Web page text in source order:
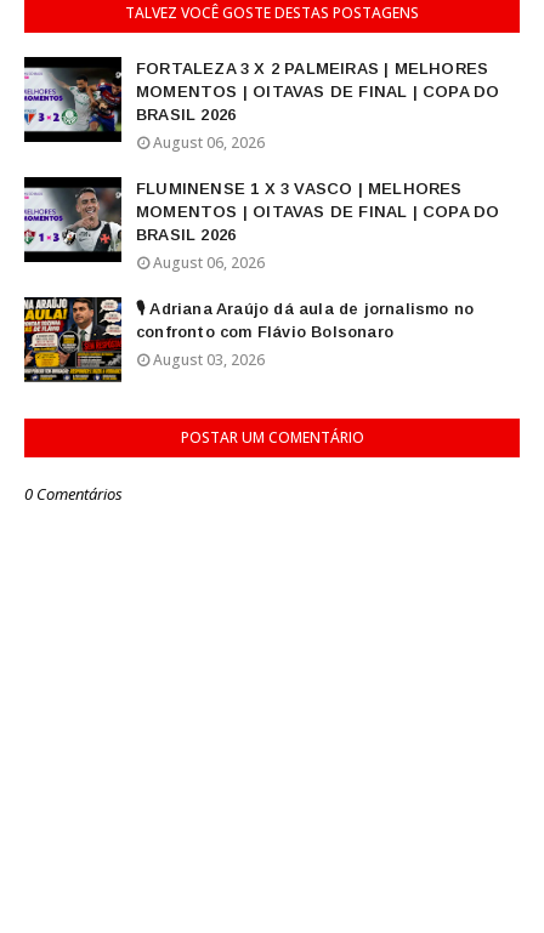
TALVEZ VOCÊ GOSTE DESTAS POSTAGENS
FORTALEZA 3 X 2 PALMEIRAS | MELHORES
MOMENTOS | OITAVAS DE FINAL | COPA DO
BRASIL 2026
August 06, 2026
FLUMINENSE 1 X 3 VASCO | MELHORES
MOMENTOS | OITAVAS DE FINAL | COPA DO
BRASIL 2026
August 06, 2026
🎙️ Adriana Araújo dá aula de jornalismo no
confronto com Flávio Bolsonaro
August 03, 2026
POSTAR UM COMENTÁRIO
0 Comentários